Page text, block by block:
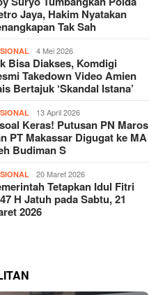
Jaya, Hakim Nyatakan
Tak Sah
4 Mei 2026
Bisa Diakses, Komdigi
Takedown Video Amien
Bertajuk ‘Skandal Istana’
13 April 2026
Keras! Putusan PN Maros
PT Makassar Digugat ke MA
Budiman S
20 Maret 2026
Tetapkan Idul Fitri
H Jatuh pada Sabtu, 21
2026